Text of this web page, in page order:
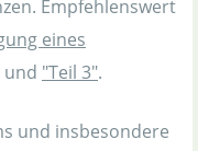
Empfehlenswert
eines
und "Teil 3".
und insbesondere